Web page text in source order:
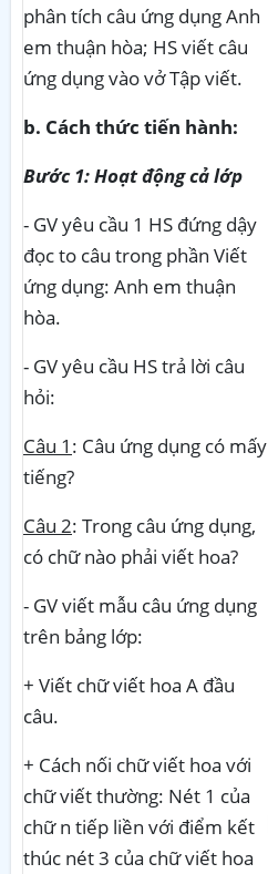
phân tích câu ứng dụng Anh
em thuận hòa; HS viết câu
ứng dụng vào vở Tập viết.
b. Cách thức tiến hành:
Bước 1: Hoạt động cả lớp
- GV yêu cầu 1 HS đứng dậy
đọc to câu trong phần Viết
ứng dụng: Anh em thuận
hòa.
- GV yêu cầu HS trả lời câu
hỏi:
Câu 1 : Câu ứng dụng có mấy
tiếng?
Câu 2: Trong câu ứng dụng,
có chữ nào phải viết hoa?
- GV viết mẫu câu ứng dụng
trên bảng lớp:
+ Viết chữ viết hoa A đầu
câu.
+ Cách nối chữ viết hoa với
chữ viết thường: Nét 1 của
chữ n tiếp liền với điểm kết
thúc nét 3 của chữ viết hoa